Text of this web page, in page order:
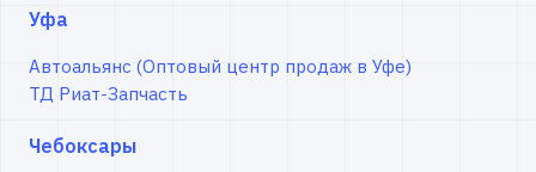
Уфа
Автоальянс (Оптовый центр продаж в Уфе)
ТД Риат-Запчасть
Чебоксары